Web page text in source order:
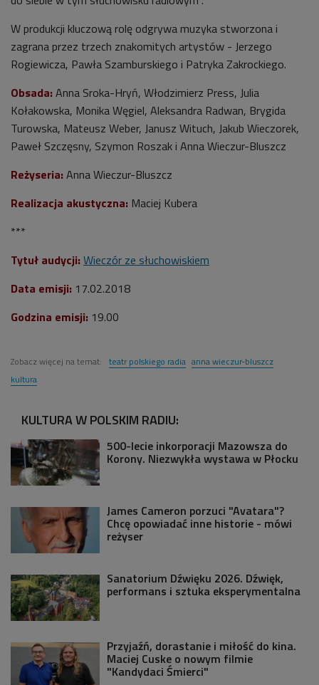
W produkcji kluczową rolę odgrywa muzyka stworzona i
zagrana przez trzech znakomitych artystów - Jerzego
Rogiewicza, Pawła Szamburskiego i Patryka Zakrockiego.
Obsada: Anna Sroka-Hryń, Włodzimierz Press, Julia
Kołakowska, Monika Węgiel, Aleksandra Radwan, Brygida
Turowska, Mateusz Weber, Janusz Wituch, Jakub Wieczorek,
Paweł Szczęsny, Szymon Roszak i Anna Wieczur-Bluszcz
Reżyseria: Anna Wieczur-Bluszcz
Realizacja akustyczna: Maciej Kubera
***
Tytuł audycji: Wieczór ze słuchowiskiem
Data emisji: 17.02.2018
Godzina emisji: 19.00
Zobacz więcej na temat: teatr polskiego radia anna wieczur-bluszcz
kultura
KULTURA W POLSKIM RADIU:
500-lecie inkorporacji Mazowsza do
Korony. Niezwykła wystawa w Płocku
James Cameron porzuci "Avatara"?
Chcę opowiadać inne historie - mówi
reżyser
Sanatorium Dźwięku 2026. Dźwięk,
performans i sztuka eksperymentalna
Przyjaźń, dorastanie i miłość do kina.
Maciej Cuske o nowym filmie
"Kandydaci Śmierci"